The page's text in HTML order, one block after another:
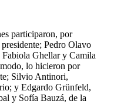
participaron, por
Pedro Olavo
Ghellar y Camila
lo hicieron por
Silvio Antinori,
y Edgardo Grünfeld,
y Sofía Bauzá, de la